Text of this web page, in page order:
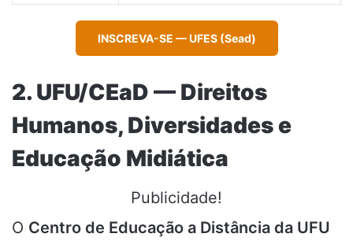
INSCREVA-SE — UFES (Sead)
2. UFU/CEaD — Direitos
Humanos, Diversidades e
Educação Midiática
Publicidade!
O Centro de Educação a Distância da UFU